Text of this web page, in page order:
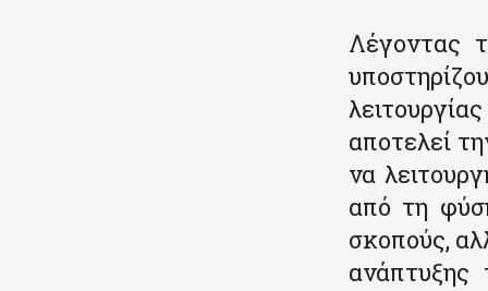
Λέγοντας
αποτελεί
να
από τη
σκοπούς,